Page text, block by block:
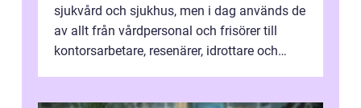
sjukvård och sjukhus, men i dag används de
av allt från vårdpersonal och frisörer till
kontorsarbetare, resenärer, idrottare och